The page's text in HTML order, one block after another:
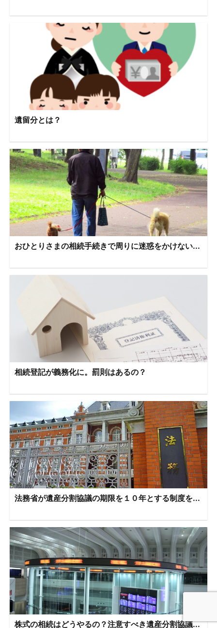
遺留分とは？
おひとりさまの相続手続きで周りに迷惑をかけない...
相続登記が義務化に。罰則はあるの？
法務省が遺産分割協議の期限を１０年とする制度を...
株式の相続はどうやるの？注意すべき遺産分割協議...